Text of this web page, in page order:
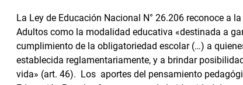
La Ley de Educación Nacional N° 26.206 reconoce a
Adultos como la modalidad educativa «destinada a
cumplimiento de la obligatoriedad escolar (…) a
establecida reglamentariamente, y a brindar
vida» (art. 46). Los aportes del pensamiento